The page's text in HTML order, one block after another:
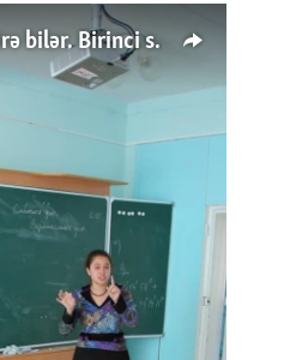
50 min müəllim işini itirə bilər. Birinci sinfə gedənlər azalır